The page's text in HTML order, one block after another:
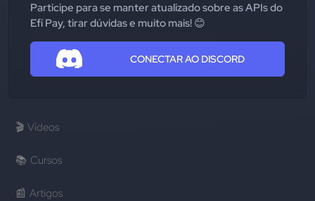
Participe para se manter atualizado sobre as APIs do
Efí Pay, tirar dúvidas e muito mais! 😊
CONECTAR AO DISCORD
🎬 Vídeos
📚 Cursos
📰 Artigos